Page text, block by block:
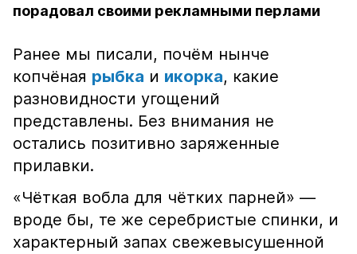
порадовал своими рекламными перлами
Ранее мы писали, почём нынче
копчёная рыбка и икорка, какие
разновидности угощений
представлены. Без внимания не
остались позитивно заряженные
прилавки.
«Чёткая вобла для чётких парней» —
вроде бы, те же серебристые спинки, и
характерный запах свежевысушенной